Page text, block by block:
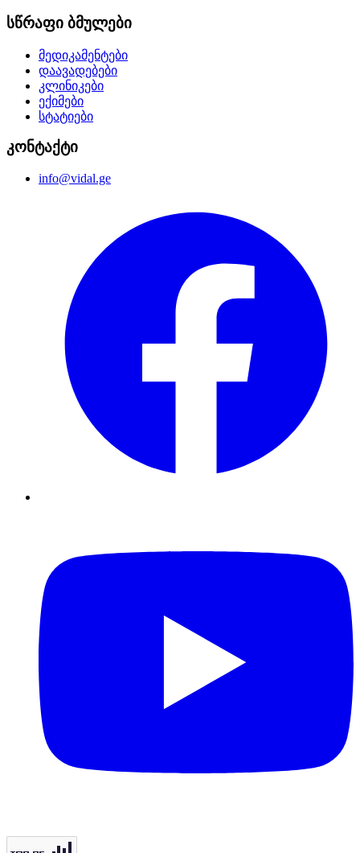
სწრაფი ბმულები
მედიკამენტები
დაავადებები
კლინიკები
ექიმები
სტატიები
კონტაქტი
info@vidal.ge